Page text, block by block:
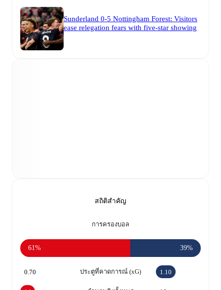
Sunderland 0-5 Nottingham Forest: Visitors
ease relegation fears with five-star showing
สถิติสำคัญ
การครองบอล
61% 39%
ประตูที่คาดการณ์ (xG)
0.70 1.10